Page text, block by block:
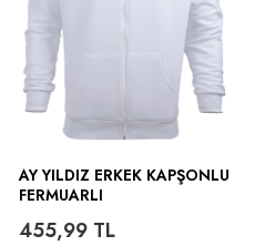
AY YILDIZ ERKEK KAPŞONLU
FERMUARLI
455,99 TL